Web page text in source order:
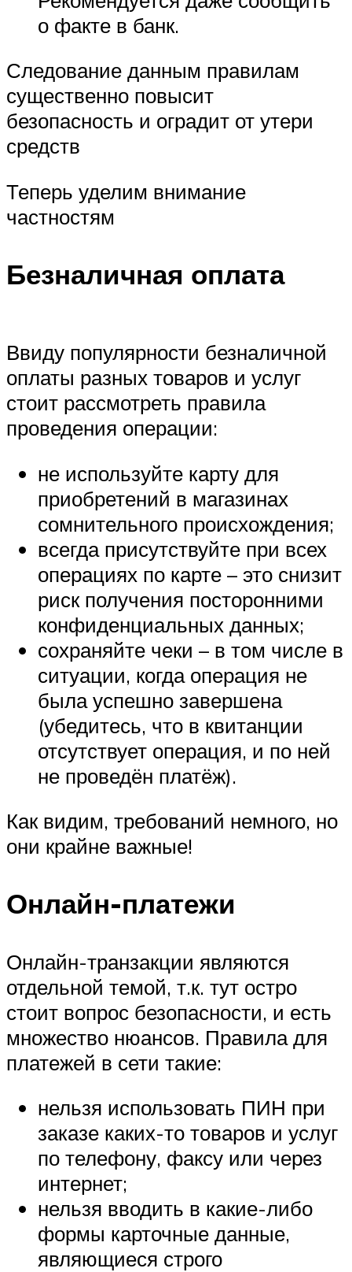
о факте в банк.
Следование данным правилам
существенно повысит
безопасность и оградит от утери
средств
Теперь уделим внимание
частностям
Безналичная оплата
Ввиду популярности безналичной
оплаты разных товаров и услуг
стоит рассмотреть правила
проведения операции:
не используйте карту для
приобретений в магазинах
сомнительного происхождения;
всегда присутствуйте при всех
операциях по карте – это снизит
риск получения посторонними
конфиденциальных данных;
сохраняйте чеки – в том числе в
ситуации, когда операция не
была успешно завершена
(убедитесь, что в квитанции
отсутствует операция, и по ней
не проведён платёж).
Как видим, требований немного, но
они крайне важные!
Онлайн-платежи
Онлайн-транзакции являются
отдельной темой, т.к. тут остро
стоит вопрос безопасности, и есть
множество нюансов. Правила для
платежей в сети такие:
нельзя использовать ПИН при
заказе каких-то товаров и услуг
по телефону, факсу или через
интернет;
нельзя вводить в какие-либо
формы карточные данные,
являющиеся строго